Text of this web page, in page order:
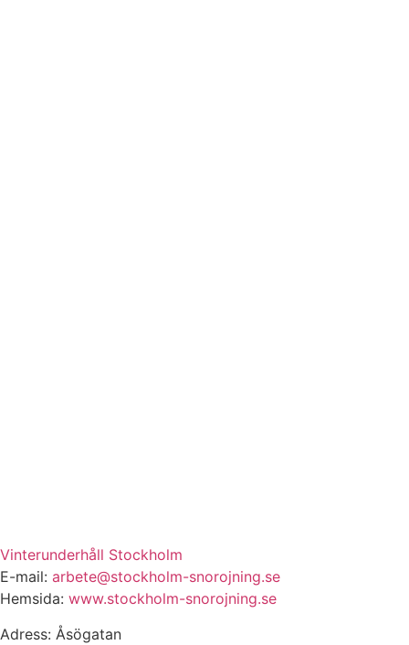
Vinterunderhåll Stockholm
E-mail: arbete@stockholm-snorojning.se
Hemsida: www.stockholm-snorojning.se
Adress: Åsögatan